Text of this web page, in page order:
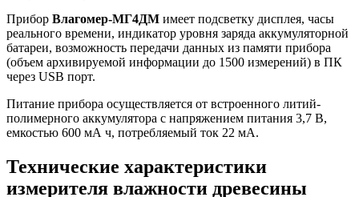
Прибор Влагомер-МГ4ДМ имеет подсветку дисплея, часы
реального времени, индикатор уровня заряда аккумуляторной
батареи, возможность передачи данных из памяти прибора
(объем архивируемой информации до 1500 измерений) в ПК
через USB порт.
Питание прибора осуществляется от встроенного литий-
полимерного аккумулятора с напряжением питания 3,7 В,
емкостью 600 мА ч, потребляемый ток 22 мА.
Технические характеристики
измерителя влажности древесины